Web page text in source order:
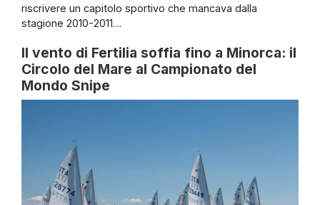
riscrivere un capitolo sportivo che mancava dalla
stagione 2010-2011....
Il vento di Fertilia soffia fino a Minorca: il
Circolo del Mare al Campionato del
Mondo Snipe